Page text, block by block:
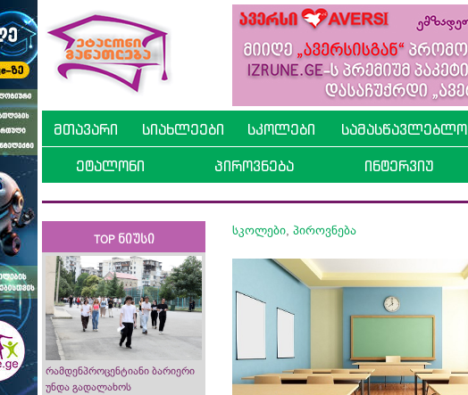
მთავარი სიახლეები სკოლები სამასწავლებლო
ეტალონი პიროვნება ინტერვიუ
TOP ნიუსი
რამდენპროცენტიანი ბარიერი
უნდა გადალახოს
სკოლები ,პიროვნება